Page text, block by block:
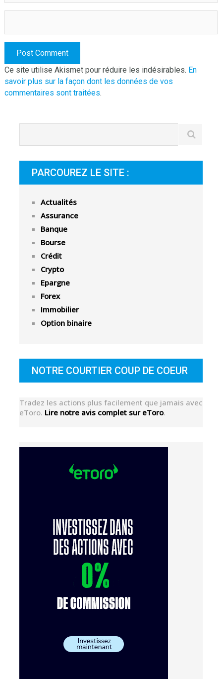
Ce site utilise Akismet pour réduire les indésirables. En
savoir plus sur la façon dont les données de vos
commentaires sont traitées.
PARCOUREZ LE SITE :
Actualités
Assurance
Banque
Bourse
Crédit
Crypto
Epargne
Forex
Immobilier
Option binaire
NOTRE COURTIER COUP DE COEUR
Tradez les actions plus facilement que jamais avec
eToro. Lire notre avis complet sur eToro.